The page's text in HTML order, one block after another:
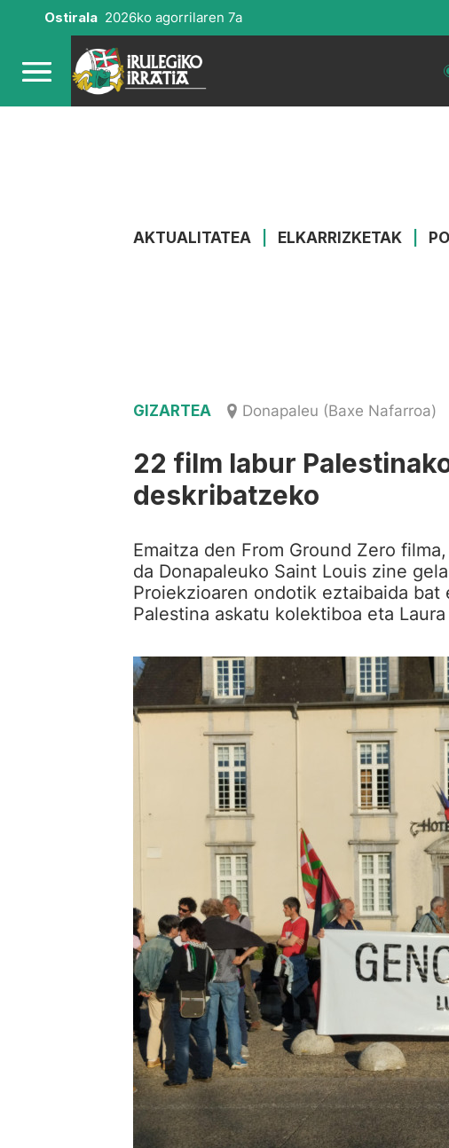
Ostirala 2026ko agorrilaren 7a
AKTUALITATEA ELKARRIZKETAK
GIZARTEA Donapaleu (Baxe Nafarroa)
22 film labur
deskribatzeko
Emaitza den From Ground Zero
da Donapaleuko Saint Louis zine
Proiekzioaren ondotik eztaibaida bat
Palestina askatu kolektiboa eta